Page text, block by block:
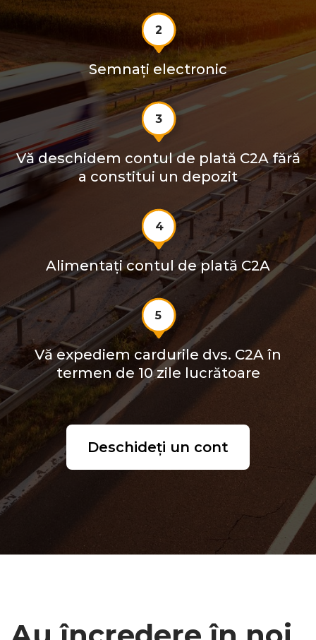
2
Semnați electronic
3
Vă deschidem contul de plată C2A fără
a constitui un depozit
4
Alimentați contul de plată C2A
5
Vă expediem cardurile dvs. C2A în
termen de 10 zile lucrătoare
Deschideți un cont